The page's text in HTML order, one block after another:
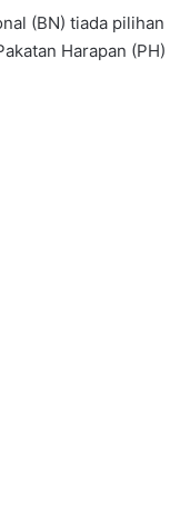
(BN) tiada pilihan
Harapan (PH)